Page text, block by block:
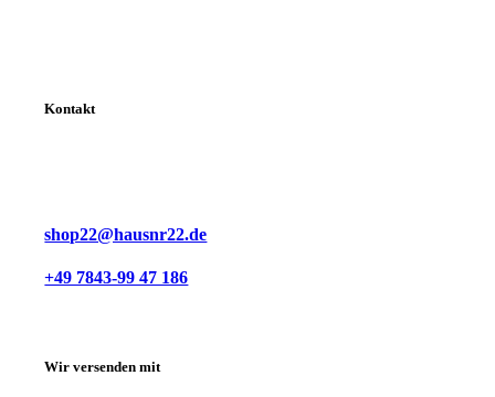
Kontakt
shop22@hausnr22.de
+49 7843-99 47 186
Wir versenden mit